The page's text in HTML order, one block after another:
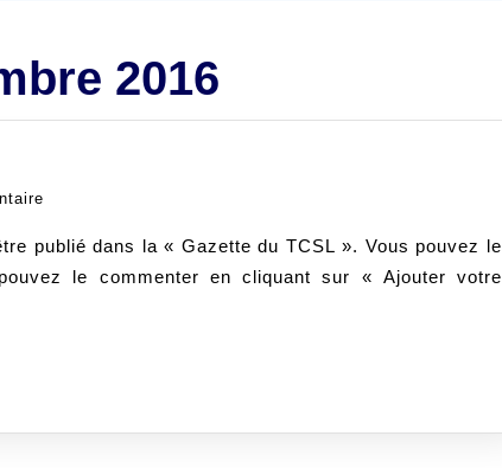
2016
publié dans la « Gazette du TCSL ». Vous pouvez le
le commenter en cliquant sur « Ajouter votre